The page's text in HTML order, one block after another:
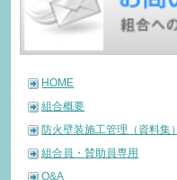
HOME
組合概要
防火壁装施工管理（資料集）
組合員・賛助員専用
Q&A